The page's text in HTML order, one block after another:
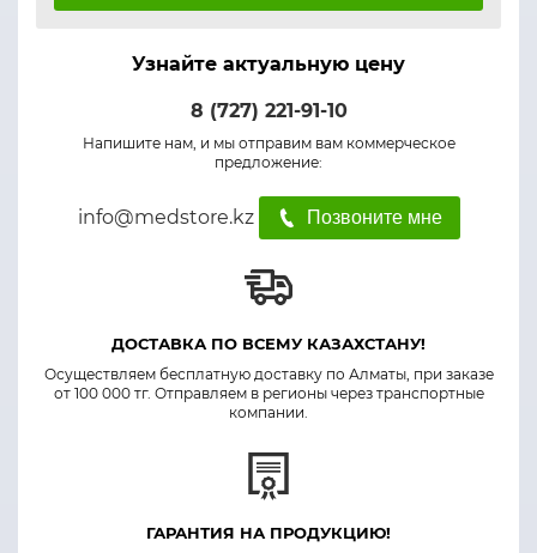
Узнайте актуальную цену
8 (727) 221-91-10
Напишите нам, и мы отправим вам коммерческое
предложение:
info@medstore.kz Позвоните мне
ДОСТАВКА ПО ВСЕМУ КАЗАХСТАНУ!
Осуществляем бесплатную доставку по Алматы, при заказе
от 100 000 тг. Отправляем в регионы через транспортные
компании.
ГАРАНТИЯ НА ПРОДУКЦИЮ!